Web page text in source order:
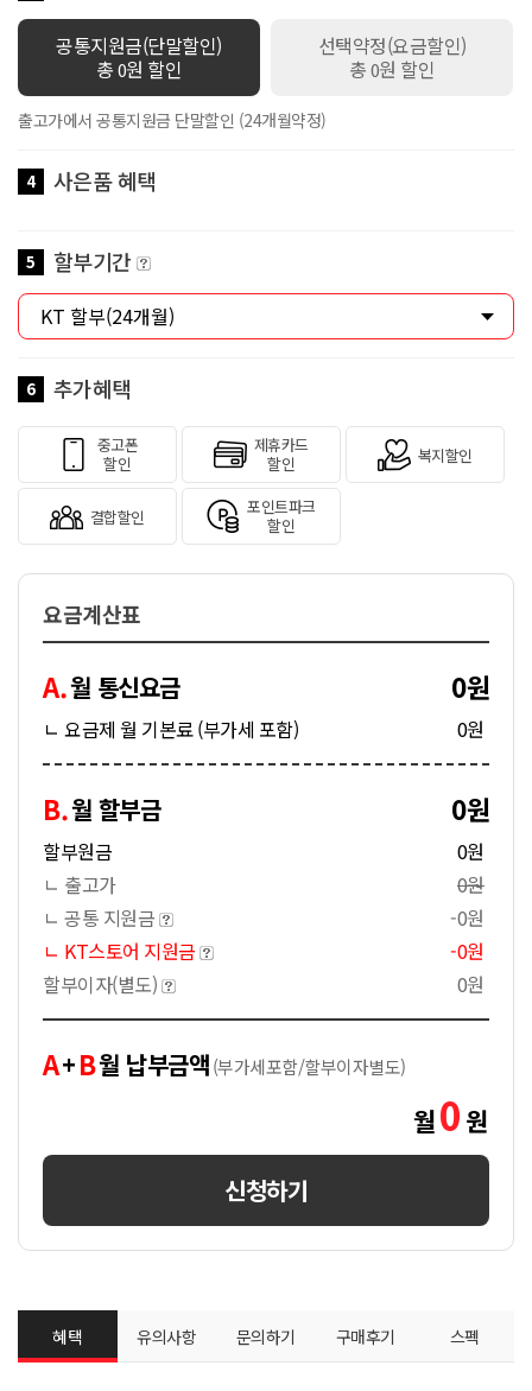
유데이터 2배 제공)자동적용
공통지원금(단말할인)
총0원 할인
선택약정(요금할인)
총0원 할인
출고가에서 공통지원금 단말할인 (24개월약정)
4 사은품 혜택
5 할부기간
6 추가혜택
중고폰
할인
제휴카드
할인
복지할인
결합할인
포인트파크
할인
요금계산표
A.월 통신요금 0원
ㄴ 요금제 월 기본료 (부가세 포함) 0원
B.월 할부금 0원
할부원금
0원
ㄴ 출고가
0원
ㄴ 공통 지원금
-0원
ㄴ KT스토어 지원금
-0원
할부이자(별도)
0원
A+B월 납부금액(부가세포함/할부이자별도)
월0 원
신청하기
혜택 유의사항 문의하기 구매후기 스펙